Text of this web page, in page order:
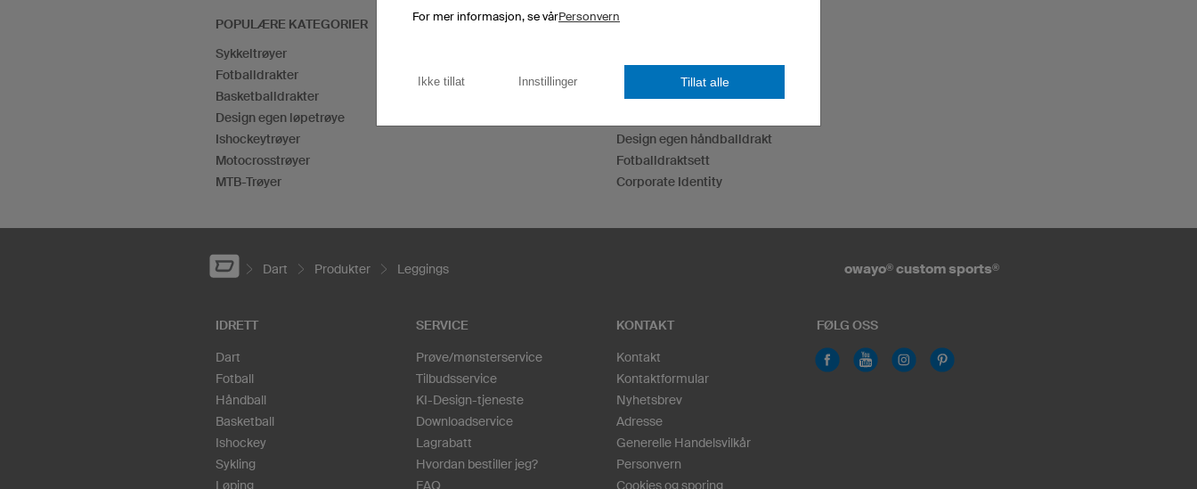
POPULÆRE KATEGORIER
Sykkeltrøyer
Fotballdrakter
Basketballdrakter
Design egen løpetrøye
Ishockeytrøyer
Motocrosstrøyer
MTB-Trøyer
Design T-skjorter
Design egen håndballdrakt
Fotballdraktsett
Corporate Identity
Dart Produkter Leggings owayo® custom sports®
IDRETT
Dart
Fotball
Håndball
Basketball
Ishockey
Sykling
Løping
SERVICE
Prøve/mønsterservice
Tilbudsservice
KI-Design-tjeneste
Downloadservice
Lagrabatt
Hvordan bestiller jeg?
FAQ
KONTAKT
Kontakt
Kontaktformular
Nyhetsbrev
Adresse
Generelle Handelsvilkår
Personvern
Cookies og sporing
FØLG OSS
For mer informasjon, se vårPersonvern
Ikke tillat Innstillinger Tillat alle